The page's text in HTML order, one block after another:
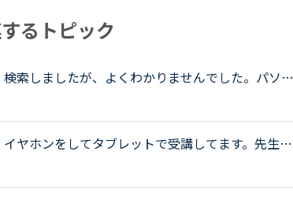
るトピック
索しましたが、よくわかりませんでした。パソコ
ッドセットを繋いでいます。ボイスレコーダー(I
ヤホンをしてタブレットで受講してます。先生の
か？イヤホンなしで受講すると先生側のパソコン